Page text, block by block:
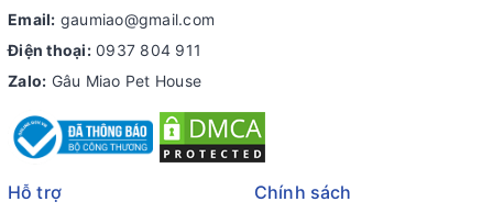
Email: gaumiao@gmail.com
Điện thoại: 0937 804 911
Zalo: Gâu Miao Pet House
Hỗ trợ Chính sách